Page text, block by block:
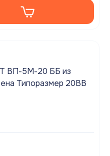
Типоразмер 20BB